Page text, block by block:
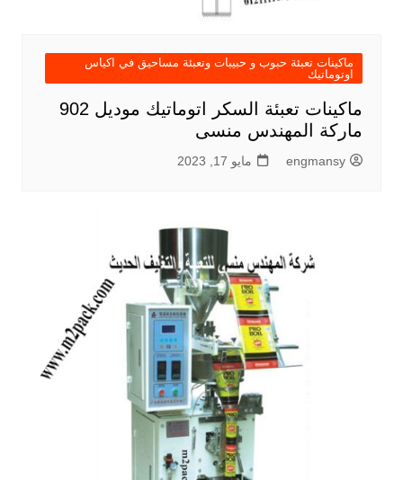
ماكينات تعبئة حبوب و حبيبات وتعبئة مساحيق في اكياس
اوتوماتيك
ماكينات تعبئة السكر اتوماتيك موديل 902
ماركة المهندس منسى
engmansy مايو 17, 2023